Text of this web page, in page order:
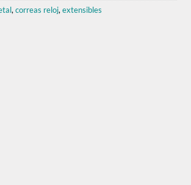
, correas reloj, extensibles